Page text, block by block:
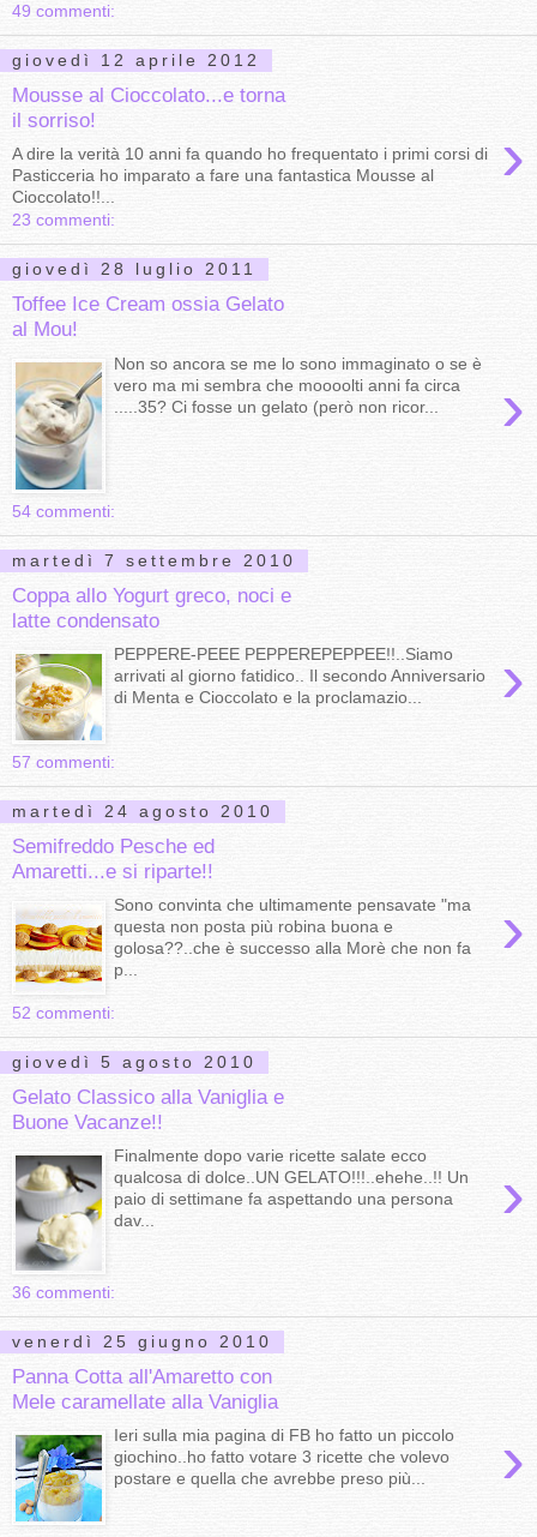
49 commenti:
giovedì 12 aprile 2012
Mousse al Cioccolato...e torna
il sorriso!
›
A dire la verità 10 anni fa quando ho frequentato i primi corsi di
Pasticceria ho imparato a fare una fantastica Mousse al
Cioccolato!!...
23 commenti:
giovedì 28 luglio 2011
Toffee Ice Cream ossia Gelato
al Mou!
›
Non so ancora se me lo sono immaginato o se è
vero ma mi sembra che moooolti anni fa circa
.....35? Ci fosse un gelato (però non ricor...
54 commenti:
martedì 7 settembre 2010
Coppa allo Yogurt greco, noci e
latte condensato
›
PEPPERE-PEEE PEPPEREPEPPEE!!..Siamo
arrivati al giorno fatidico.. Il secondo Anniversario
di Menta e Cioccolato e la proclamazio...
57 commenti:
martedì 24 agosto 2010
Semifreddo Pesche ed
Amaretti...e si riparte!!
›
Sono convinta che ultimamente pensavate "ma
questa non posta più robina buona e
golosa??..che è successo alla Morè che non fa
p...
52 commenti:
giovedì 5 agosto 2010
Gelato Classico alla Vaniglia e
Buone Vacanze!!
›
Finalmente dopo varie ricette salate ecco
qualcosa di dolce..UN GELATO!!!..ehehe..!! Un
paio di settimane fa aspettando una persona
dav...
36 commenti:
venerdì 25 giugno 2010
Panna Cotta all'Amaretto con
Mele caramellate alla Vaniglia
›
Ieri sulla mia pagina di FB ho fatto un piccolo
giochino..ho fatto votare 3 ricette che volevo
postare e quella che avrebbe preso più...